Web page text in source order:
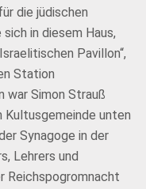
die jüdischen
in diesem Haus,
Pavillon“,
Station
war Simon Strauß
Kultusgemeinde unten
Synagoge in der
Lehrers und
Reichspogromnacht